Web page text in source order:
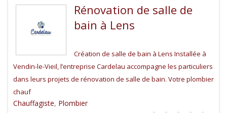
Rénovation de salle de
bain à Lens
Création de salle de bain à Lens Installée à
Vendin-le-Vieil, l’entreprise Cardelau accompagne les particuliers
dans leurs projets de rénovation de salle de bain. Votre plombier
chauf
Chauffagiste, Plombier